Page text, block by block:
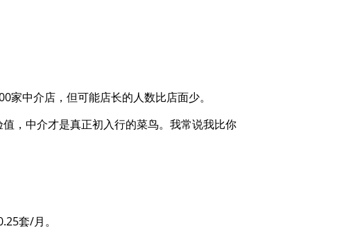
中介店，但可能店长的人数比店面少。
，中介才是真正初入行的菜鸟。我常说我比你
套/月。